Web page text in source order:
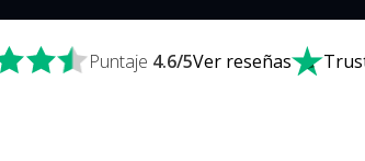
Puntaje 4.6/5Ver reseñas